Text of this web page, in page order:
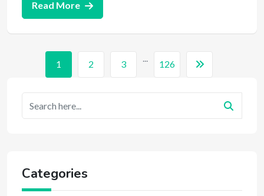
Read More
1 2 3 126
Categories